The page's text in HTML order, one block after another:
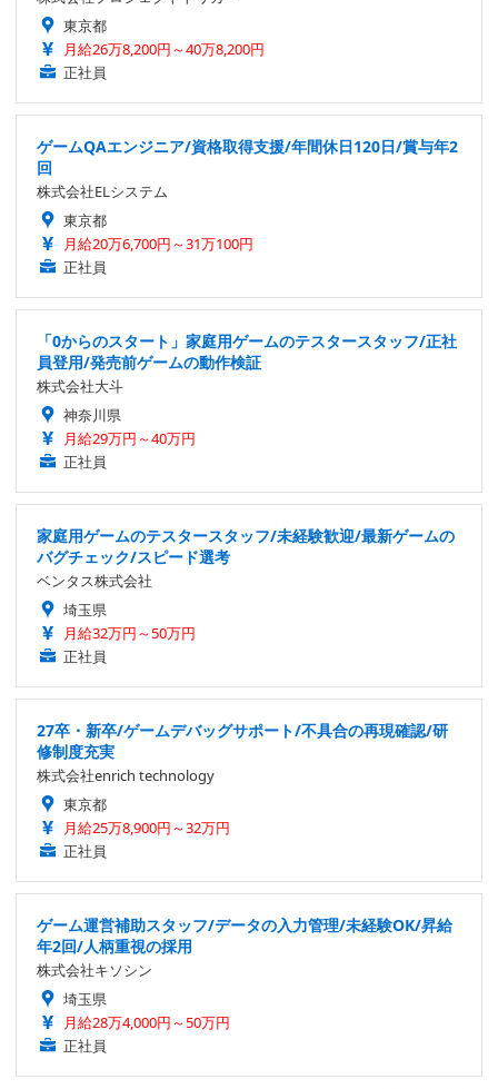
東京都
月給26万8,200円～40万8,200円
正社員
ゲームQAエンジニア/資格取得支援/年間休日120日/賞与年2
回
株式会社ELシステム
東京都
月給20万6,700円～31万100円
正社員
「0からのスタート」家庭用ゲームのテスタースタッフ/正社
員登用/発売前ゲームの動作検証
株式会社大斗
神奈川県
月給29万円～40万円
正社員
家庭用ゲームのテスタースタッフ/未経験歓迎/最新ゲームの
バグチェック/スピード選考
ベンタス株式会社
埼玉県
月給32万円～50万円
正社員
27卒・新卒/ゲームデバッグサポート/不具合の再現確認/研
修制度充実
株式会社enrich technology
東京都
月給25万8,900円～32万円
正社員
ゲーム運営補助スタッフ/データの入力管理/未経験OK/昇給
年2回/人柄重視の採用
株式会社キソシン
埼玉県
月給28万4,000円～50万円
正社員